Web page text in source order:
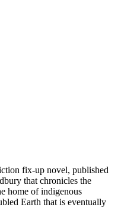
fix-up novel, published
that chronicles the
home of indigenous
Earth that is eventually